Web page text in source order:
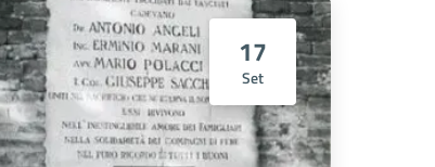
17
Set